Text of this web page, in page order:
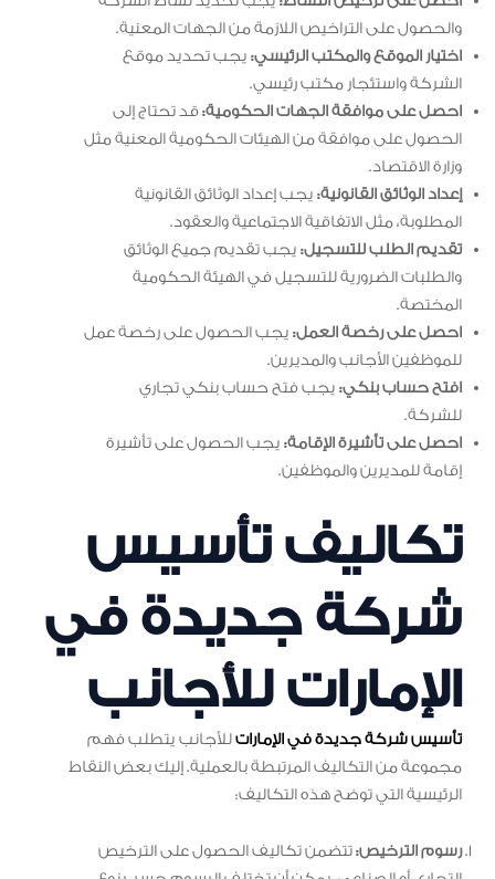
والحصول على التراخيص اللازمة من الجهات المعنية.
اختيار الموقع والمكتب الرئيسي: يجب تحديد موقع
الشركة واستئجار مكتب رئيسي.
احصل على موافقة الجهات الحكومية:قد تحتاج إلى
الحصول على موافقة من الهيئات الحكومية المعنية مثل
وزارة الاقتصاد.
إعداد الوثائق القانونية: يجب إعداد الوثائق القانونية
المطلوبة، مثل الاتفاقية الاجتماعية والعقود.
تقديم الطلب للتسجيل: يجب تقديم جميع الوثائق
والطلبات الضرورية للتسجيل في الهيئة الحكومية
المختصة.
احصل على رخصة العمل: يجب الحصول على رخصة عمل
للموظفين الأجانب والمديرين.
افتح حساب بنكي: يجب فتح حساب بنكي تجاري
للشركة.
احصل على تأشيرة الإقامة: يجب الحصول على تأشيرة
إقامة للمديرين والموظفين.
تكاليف تأسيس
شركة جديدة في
الإمارات للأجانب
تأسيس شركة جديدة في الإماراتللأجانب يتطلب فهم
مجموعة من التكاليف المرتبطة بالعملية. إليك بعض النقاط
الرئيسية التي توضح هذه التكاليف:
رسوم الترخيص:تتضمن تكاليف الحصول على الترخيص